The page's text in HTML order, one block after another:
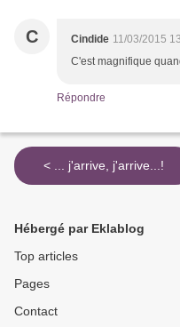
C Cindide 11/03/2015
C'est magnifique
Répondre
< ... j'arrive, j'arrive...!
Hébergé par Eklablog
Top articles
Pages
Contact